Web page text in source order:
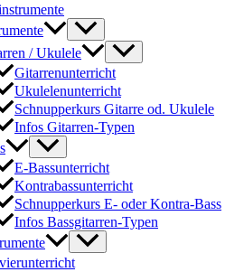
/ Ukulele
Gitarrenunterricht
Ukulelenunterricht
Schnupperkurs Gitarre od. Ukulele
Infos Gitarren-Typen
E-Bassunterricht
Kontrabassunterricht
Schnupperkurs E- oder Kontra-Bass
Infos Bassgitarren-Typen